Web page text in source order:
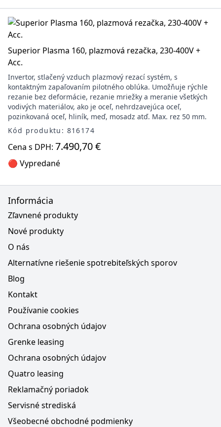
Superior Plasma 160, plazmová rezačka, 230-400V +
Acc.
Invertor, stlačený vzduch plazmový rezací systém, s
kontaktným zapaľovaním pilotného oblúka. Umožňuje rýchle
rezanie bez deformácie, rezanie mriežky a meranie všetkých
vodivých materiálov, ako je oceľ, nehrdzavejúca oceľ,
pozinkovaná oceľ, hliník, meď, mosadz atď. Max. rez 50 mm.
Kód produktu: 816174
Cena s DPH: 7.490,70 €
🔴 Vypredané
Informácia
Zľavnené produkty
Nové produkty
O nás
Alternatívne riešenie spotrebiteľských sporov
Blog
Kontakt
Používanie cookies
Ochrana osobných údajov
Grenke leasing
Ochrana osobných údajov
Quatro leasing
Reklamačný poriadok
Servisné strediská
Všeobecné obchodné podmienky